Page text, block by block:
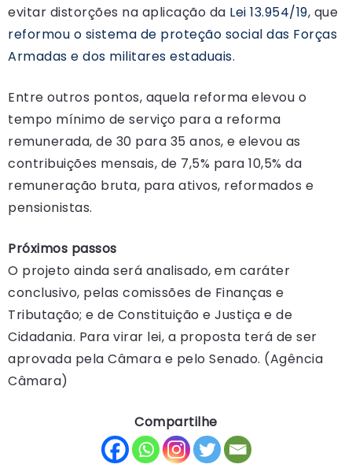
evitar distorções na aplicação da Lei 13.954/19, que
reformou o sistema de proteção social das Forças
Armadas e dos militares estaduais.
Entre outros pontos, aquela reforma elevou o
tempo mínimo de serviço para a reforma
remunerada, de 30 para 35 anos, e elevou as
contribuições mensais, de 7,5% para 10,5% da
remuneração bruta, para ativos, reformados e
pensionistas.
Próximos passos
O projeto ainda será analisado, em caráter
conclusivo, pelas comissões de Finanças e
Tributação; e de Constituição e Justiça e de
Cidadania. Para virar lei, a proposta terá de ser
aprovada pela Câmara e pelo Senado. (Agência
Câmara)
Compartilhe